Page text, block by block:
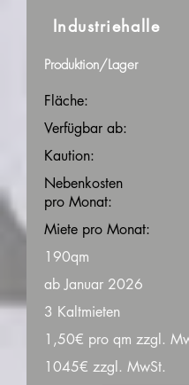
Industriehalle
Produktion/Lager
Fläche:
Verfügbar ab:
Kaution:
Nebenkosten
pro Monat:
Miete pro Monat:
190qm
ab Januar 2026
3 Kaltmieten
1,50€ pro qm zzgl.
1045€ zzgl. MwSt.